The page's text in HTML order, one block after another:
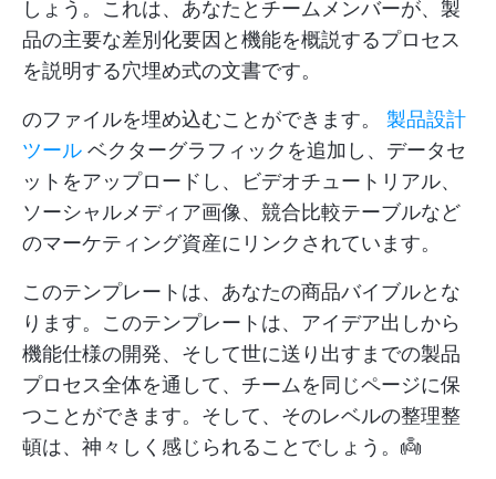
しょう。これは、あなたとチームメンバーが、製
品の主要な差別化要因と機能を概説するプロセス
を説明する穴埋め式の文書です。
のファイルを埋め込むことができます。 製品設計
ツール ベクターグラフィックを追加し、データセ
ットをアップロードし、ビデオチュートリアル、
ソーシャルメディア画像、競合比較テーブルなど
のマーケティング資産にリンクされています。
このテンプレートは、あなたの商品バイブルとな
ります。このテンプレートは、アイデア出しから
機能仕様の開発、そして世に送り出すまでの製品
プロセス全体を通して、チームを同じページに保
つことができます。そして、そのレベルの整理整
頓は、神々しく感じられることでしょう。👼